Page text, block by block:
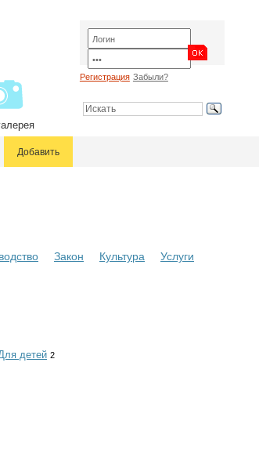
Регистрация Забыли?
Добавить
Закон Культура
Услуги
детей 2